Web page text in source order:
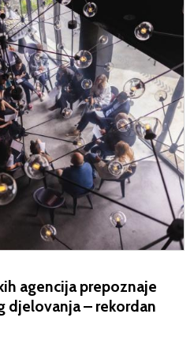
agencija prepoznaje
djelovanja – rekordan